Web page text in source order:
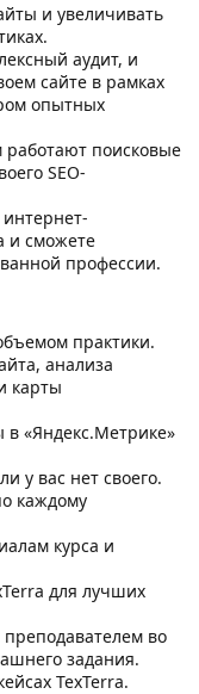
и увеличивать
аудит, и
сайте в рамках
опытных
поисковые
SEO-
и сможете
профессии.
практики.
анализа
карты
«Яндекс.Метрике»
у вас нет своего.
каждому
курса и
для лучших
во
задания.
TexTerra.